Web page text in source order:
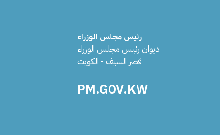
رئيس مجلس الوزراء
ديوان رئيس مجلس الوزراء
قصر السيف - الكويت
PM.GOV.KW